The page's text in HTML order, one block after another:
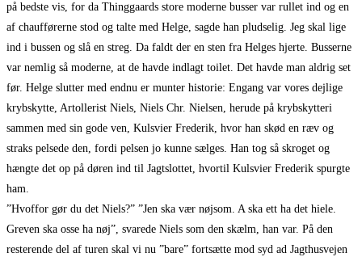
på bedste vis, for da Thinggaards store moderne busser var rullet ind og en
af chaufførerne stod og talte med Helge, sagde han pludselig. Jeg skal lige
ind i bussen og slå en streg. Da faldt der en sten fra Helges hjerte. Busserne
var nemlig så moderne, at de havde indlagt toilet. Det havde man aldrig set
før. Helge slutter med endnu er munter historie: Engang var vores dejlige
krybskytte, Artollerist Niels, Niels Chr. Nielsen, herude på krybskytteri
sammen med sin gode ven, Kulsvier Frederik, hvor han skød en ræv og
straks pelsede den, fordi pelsen jo kunne sælges. Han tog så skroget og
hængte det op på døren ind til Jagtslottet, hvortil Kulsvier Frederik spurgte
ham.
”Hvoffor gør du det Niels?” ”Jen ska vær nøjsom. A ska ett ha det hiele.
Greven ska osse ha nøj”, svarede Niels som den skælm, han var. På den
resterende del af turen skal vi nu ”bare” fortsætte mod syd ad Jagthusvejen